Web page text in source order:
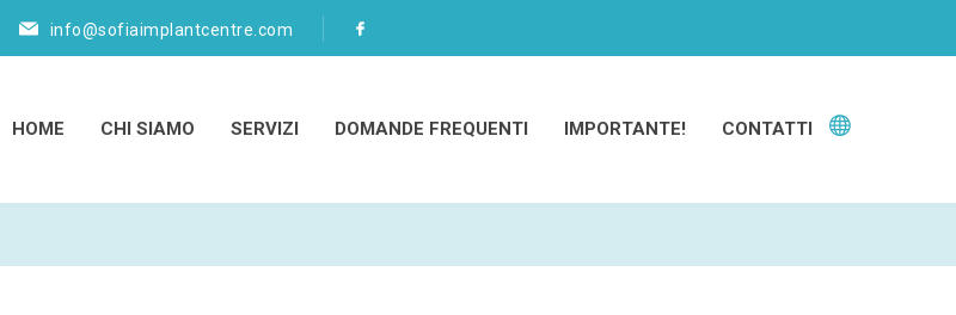
info@sofiaimplantcentre.com
HOME CHI SIAMO SERVIZI DOMANDE FREQUENTI IMPORTANTE! CONTATTI